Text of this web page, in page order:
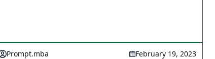
Prompt.mba February 19, 2023